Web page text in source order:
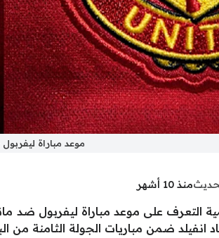
موعد مباراة
منذ 10 أشهر
التعرف على موعد مباراة ليفربول ضد
ضمن مباريات الجولة الثامنة من